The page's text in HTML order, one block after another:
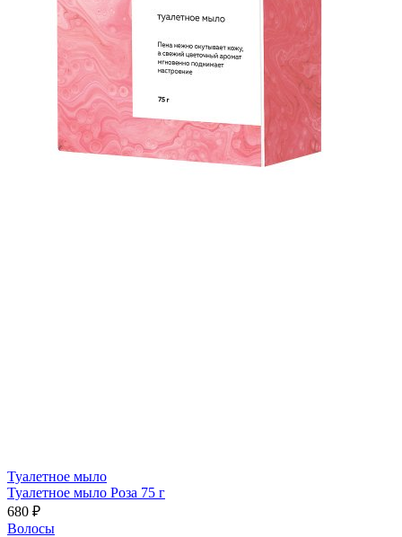
Туалетное мыло
Туалетное мыло Роза 75 г
680 ₽
Волосы